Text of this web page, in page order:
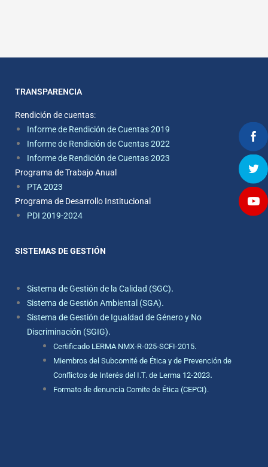
TRANSPARENCIA
Rendición de cuentas:
Informe de Rendición de Cuentas 2019
Informe de Rendición de Cuentas 2022
Informe de Rendición de Cuentas 2023
Programa de Trabajo Anual
PTA 2023
Programa de Desarrollo Institucional
PDI 2019-2024
SISTEMAS DE GESTIÓN
Sistema de Gestión de la Calidad (SGC).
Sistema de Gestión Ambiental (SGA).
Sistema de Gestión de Igualdad de Género y No
Discriminación (SGIG).
Certificado LERMA NMX-R-025-SCFI-2015.
Miembros del Subcomité de Ética y de Prevención de
Conflictos de Interés del I.T. de Lerma 12-2023.
Formato de denuncia Comite de Ética (CEPCI).